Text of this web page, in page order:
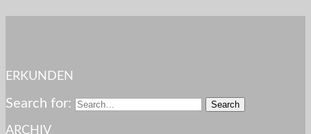
ERKUNDEN
Search for:
ARCHIV